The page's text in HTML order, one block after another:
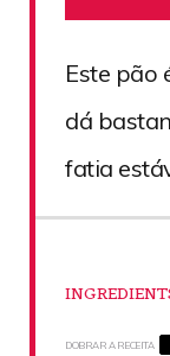
Este pão
dá
fatia
DOBRAR A RECEITA